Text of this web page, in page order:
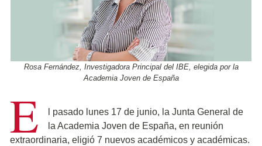
Rosa Fernández, Investigadora Principal del IBE, elegida por la
Academia Joven de España
E
l pasado lunes 17 de junio, la Junta General de
la Academia Joven de España, en reunión
extraordinaria, eligió 7 nuevos académicos y académicas.